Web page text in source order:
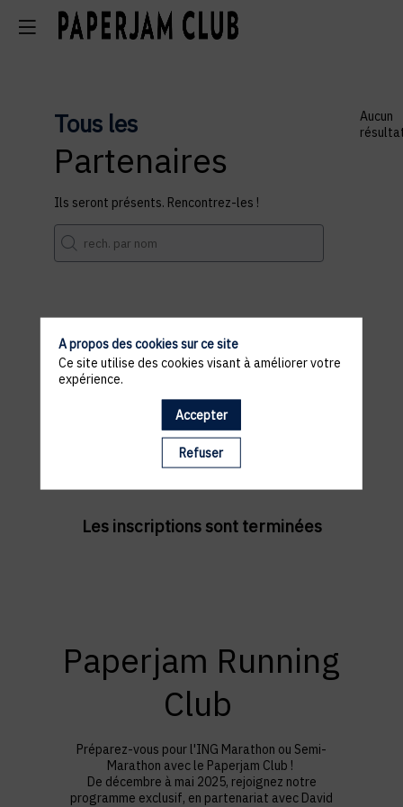
Tous les
Partenaires
Ils seront présents. Rencontrez-les !
Aucun
Les inscriptions sont terminées
Les inscriptions sont terminées
Paperjam Running
Club
Préparez-vous pour l'ING Marathon ou Semi-
Marathon avec le Paperjam Club !
De décembre à mai 2025, rejoignez notre
programme exclusif, en partenariat avec David
A propos des cookies sur ce site
Ce site utilise des cookies visant à améliorer votre
expérience.
Accepter
Refuser